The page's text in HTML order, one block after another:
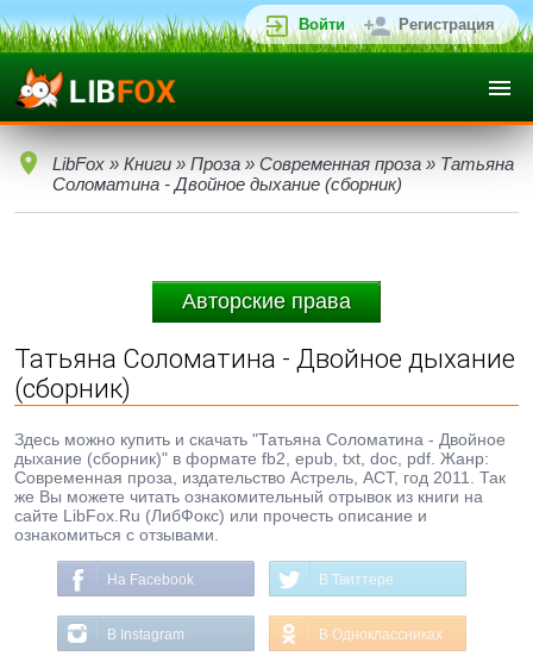
Войти Регистрация
LibFox » Книги » Проза » Современная проза » Татьяна
Соломатина - Двойное дыхание (сборник)
Авторские права
Татьяна Соломатина - Двойное дыхание
(сборник)
Здесь можно купить и скачать "Татьяна Соломатина - Двойное
дыхание (сборник)" в формате fb2, epub, txt, doc, pdf. Жанр:
Современная проза, издательство Астрель, АСТ, год 2011. Так
же Вы можете читать ознакомительный отрывок из книги на
сайте LibFox.Ru (ЛибФокс) или прочесть описание и
ознакомиться с отзывами.
На Facebook В Твиттере
В Instagram В Одноклассниках